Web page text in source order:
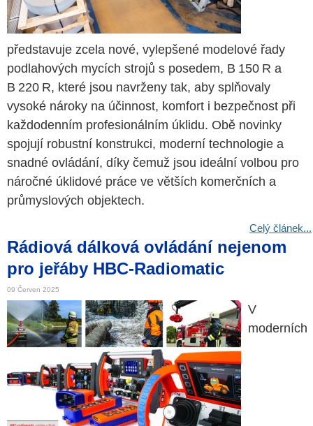
představuje zcela nové, vylepšené modelové řady
podlahových mycích strojů s posedem, B 150 R a
B 220 R, které jsou navrženy tak, aby splňovaly
vysoké nároky na účinnost, komfort i bezpečnost při
každodenním profesionálním úklidu. Obě novinky
spojují robustní konstrukci, moderní technologie a
snadné ovládání, díky čemuž jsou ideální volbou pro
náročné úklidové práce ve větších komerčních a
průmyslových objektech.
Celý článek...
Rádiová dálková ovládání nejenom
pro jeřáby HBC-Radiomatic
09 Červen 2025
V
moderních